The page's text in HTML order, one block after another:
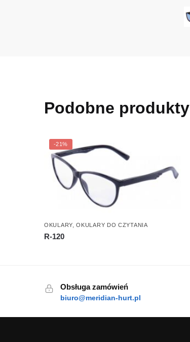
Podobne produkty
-21%
OKULARY,OKULARY DO CZYTANIA
R-120
Obsługa zamówień
biuro@meridian-hurt.pl